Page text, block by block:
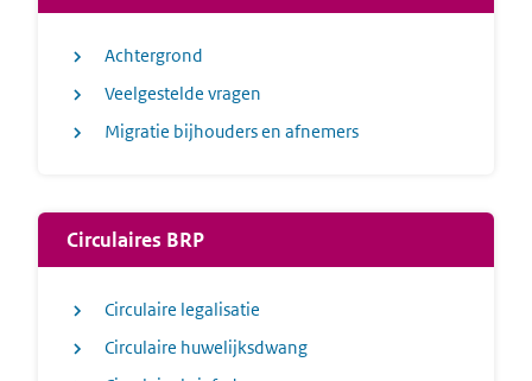
Achtergrond
Veelgestelde vragen
Migratie bijhouders en afnemers
Circulaires BRP
Circulaire legalisatie
Circulaire huwelijksdwang